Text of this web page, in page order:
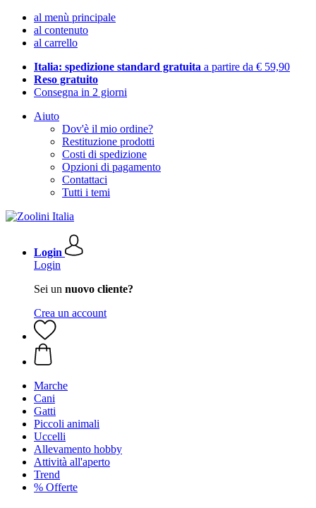
al menù principale
al contenuto
al carrello
Italia: spedizione standard gratuita a partire da € 59,90
Reso gratuito
Consegna in 2 giorni
Aiuto
Dov'è il mio ordine?
Restituzione prodotti
Costi di spedizione
Opzioni di pagamento
Contattaci
Tutti i temi
Login
Login
Sei un nuovo cliente?
Crea un account
Marche
Cani
Gatti
Piccoli animali
Uccelli
Allevamento hobby
Attività all'aperto
Trend
% Offerte